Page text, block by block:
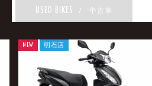
USED BIKES / 中古車
NEW 明石店